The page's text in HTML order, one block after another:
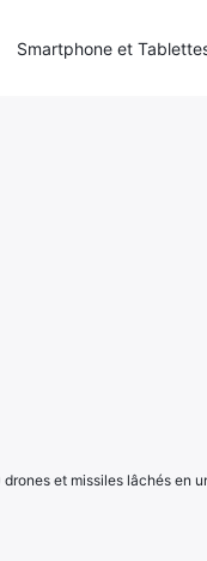
et missiles lâchés en
Smartphone et